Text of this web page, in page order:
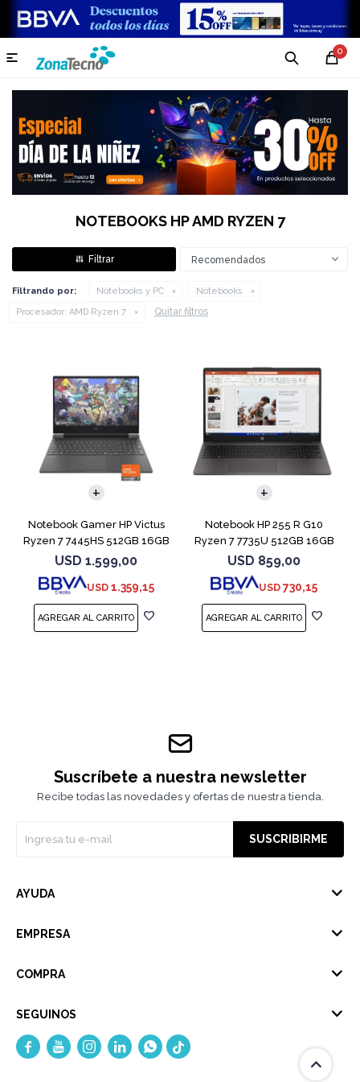
0

NOTEBOOKS HP AMD RYZEN 7
Recomendados
Filtrando por: Notebooks y PC
Notebooks
Procesador: AMD Ryzen 7 Quitar filtros
Notebook Gamer HP Victus
Ryzen 7 7445HS 512GB 16GB
RTX 4050
USD 1.599,00
USD 1.359,15
COMPARAR
Notebook HP 255 R G10
Ryzen 7 7735U 512GB 16GB
15.6" Win 11
USD 859,00
USD 730,15
Suscríbete a nuestra newsletter
Recibe todas las novedades y ofertas de nuestra tienda.
SUSCRIBIRME
AYUDA
EMPRESA
COMPRA
SEGUINOS
    